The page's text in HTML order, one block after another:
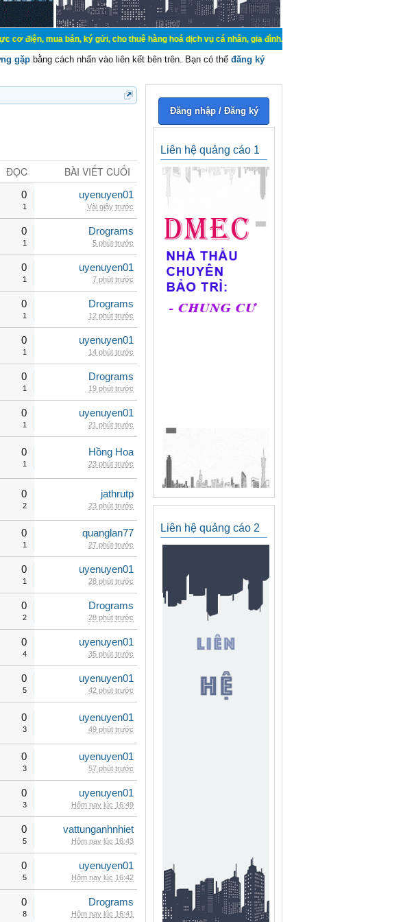
bán, ký gửi, cho thuê hàng hoá dịch vụ cá nhân, gia đình. Mua bán, ký gửi, cho thuê thiết bị hệ
gặp bằng cách nhấn vào liên kết bên trên. Bạn có thể đăng ký
ĐỌC BÀI VIẾT CUỐI
0
1
uyenuyen01
Vài giây trước
0
1
Drograms
5 phút trước
0
1
uyenuyen01
7 phút trước
0
1
Drograms
12 phút trước
0
1
uyenuyen01
14 phút trước
0
1
Drograms
19 phút trước
0
1
uyenuyen01
21 phút trước
0
1
Hồng Hoa
23 phút trước
0
2
jathrutp
23 phút trước
0
1
quanglan77
27 phút trước
0
1
uyenuyen01
28 phút trước
0
2
Drograms
28 phút trước
0
4
uyenuyen01
35 phút trước
0
5
uyenuyen01
42 phút trước
0
3
uyenuyen01
49 phút trước
0
3
uyenuyen01
57 phút trước
0
3
uyenuyen01
Hôm nay lúc 16:49
0
5
vattunganhnhiet
Hôm nay lúc 16:43
0
5
uyenuyen01
Hôm nay lúc 16:42
0
8
Drograms
Hôm nay lúc 16:41
Đăng nhập / Đăng ký
Liên hệ quảng cáo 1
Liên hệ quảng cáo 2